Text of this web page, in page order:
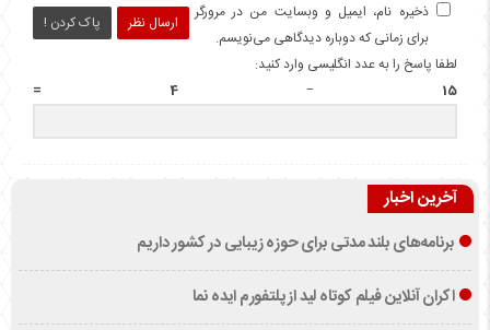
ارسال نظر پاک کردن !
ذخیره نام، ایمیل و وبسایت من در مرورگر
برای زمانی که دوباره دیدگاهی می‌نویسم.
لطفا پاسخ را به عدد انگلیسی وارد کنید:
15 − 4 =
آخرین اخبار
برنامه‌های بلند مدتی برای حوزه زیبایی در کشور داریم
اکران آنلاین فیلم کوتاه لید از پلتفورم ایده نما